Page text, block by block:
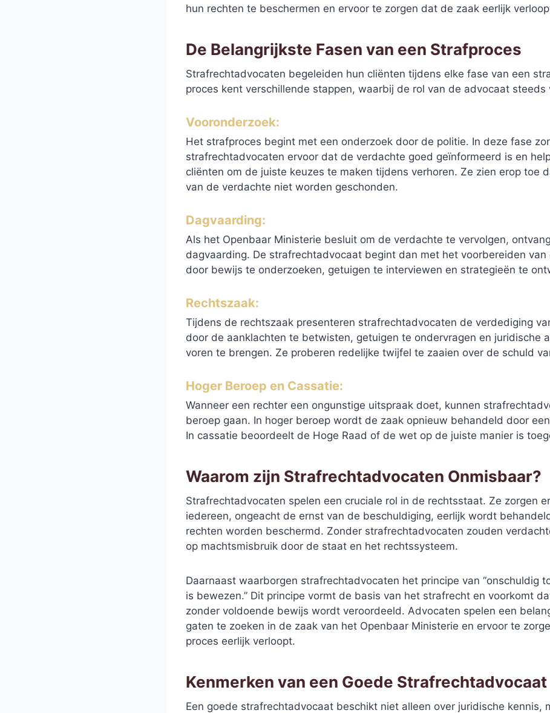
hun rechten te beschermen en ervoor te zorgen dat de zaak eerlijk
De Belangrijkste Fasen van een Strafproces
Strafrechtadvocaten begeleiden hun cliënten tijdens elke fase van een
proces kent verschillende stappen, waarbij de rol van de advocaat steeds
Vooronderzoek:
Het strafproces begint met een onderzoek door de politie. In deze fase
strafrechtadvocaten ervoor dat de verdachte goed geïnformeerd is en
cliënten om de juiste keuzes te maken tijdens verhoren. Ze zien erop toe
van de verdachte niet worden geschonden.
Dagvaarding:
Als het Openbaar Ministerie besluit om de verdachte te vervolgen,
dagvaarding. De strafrechtadvocaat begint dan met het voorbereiden van
door bewijs te onderzoeken, getuigen te interviewen en strategieën te
Rechtszaak:
Tijdens de rechtszaak presenteren strafrechtadvocaten de verdediging
door de aanklachten te betwisten, getuigen te ondervragen en juridische
voren te brengen. Ze proberen redelijke twijfel te zaaien over de schuld
Hoger Beroep en Cassatie:
Wanneer een rechter een ongunstige uitspraak doet, kunnen
beroep gaan. In hoger beroep wordt de zaak opnieuw behandeld door
In cassatie beoordeelt de Hoge Raad of de wet op de juiste manier is
Waarom zijn Strafrechtadvocaten Onmisbaar?
Strafrechtadvocaten spelen een cruciale rol in de rechtsstaat. Ze zorgen
iedereen, ongeacht de ernst van de beschuldiging, eerlijk wordt
rechten worden beschermd. Zonder strafrechtadvocaten zouden
op machtsmisbruik door de staat en het rechtssysteem.
Daarnaast waarborgen strafrechtadvocaten het principe van “onschuldig
is bewezen.” Dit principe vormt de basis van het strafrecht en voorkomt
zonder voldoende bewijs wordt veroordeeld. Advocaten spelen een
gaten te zoeken in de zaak van het Openbaar Ministerie en ervoor te
proces eerlijk verloopt.
Kenmerken van een Goede Strafrechtadvocaat
Een goede strafrechtadvocaat beschikt niet alleen over juridische kennis,